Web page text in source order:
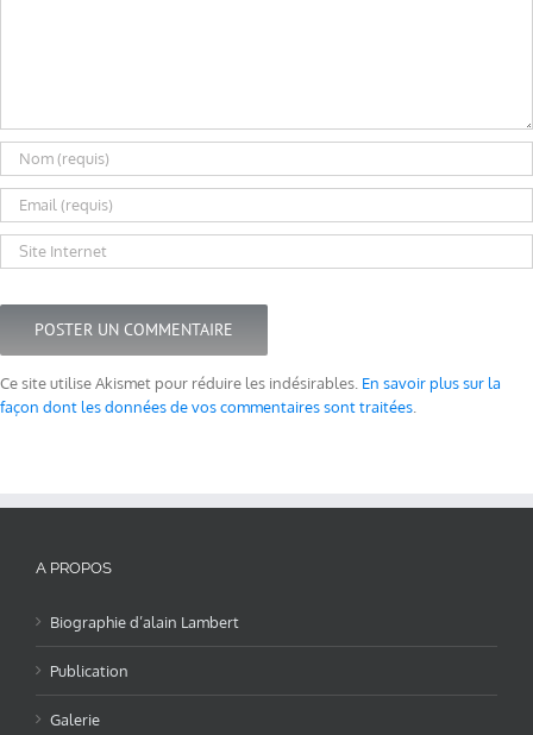
Ce site utilise Akismet pour réduire les indésirables. En savoir plus sur la
façon dont les données de vos commentaires sont traitées
A PROPOS
Biographie d’alain Lambert
Publication
Galerie